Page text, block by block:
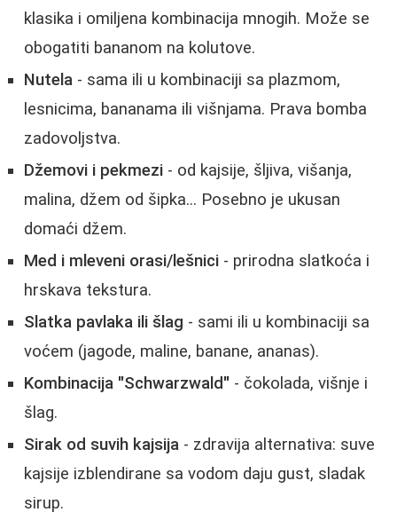
klasika i omiljena kombinacija mnogih. Može se
obogatiti bananom na kolutove.
Nutela - sama ili u kombinaciji sa plazmom,
lesnicima, bananama ili višnjama. Prava bomba
zadovoljstva.
Džemovi i pekmezi - od kajsije, šljiva, višanja,
malina, džem od šipka... Posebno je ukusan
domaći džem.
Med i mleveni orasi/lešnici - prirodna slatkoća i
hrskava tekstura.
Slatka pavlaka ili šlag - sami ili u kombinaciji sa
voćem (jagode, maline, banane, ananas).
Kombinacija "Schwarzwald" - čokolada, višnje i
šlag.
Sirak od suvih kajsija - zdravija alternativa: suve
kajsije izblendirane sa vodom daju gust, sladak
sirup.